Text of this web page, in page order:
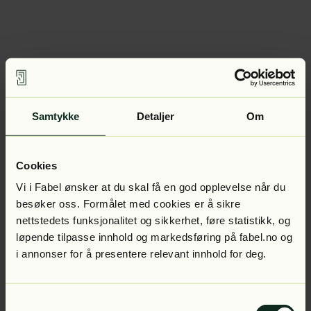
Samtykke Detaljer Om
Cookies
Vi i Fabel ønsker at du skal få en god opplevelse når du
besøker oss. Formålet med cookies er å sikre
nettstedets funksjonalitet og sikkerhet, føre statistikk, og
løpende tilpasse innhold og markedsføring på fabel.no og
i annonser for å presentere relevant innhold for deg.